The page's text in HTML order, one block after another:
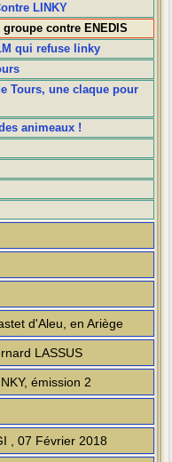
LINKY
contre ENEDIS
qui refuse linky
Tours, une claque pour
animeaux !
d'Aleu, en Ariège
LASSUS
émission 2
, 07 Février 2018